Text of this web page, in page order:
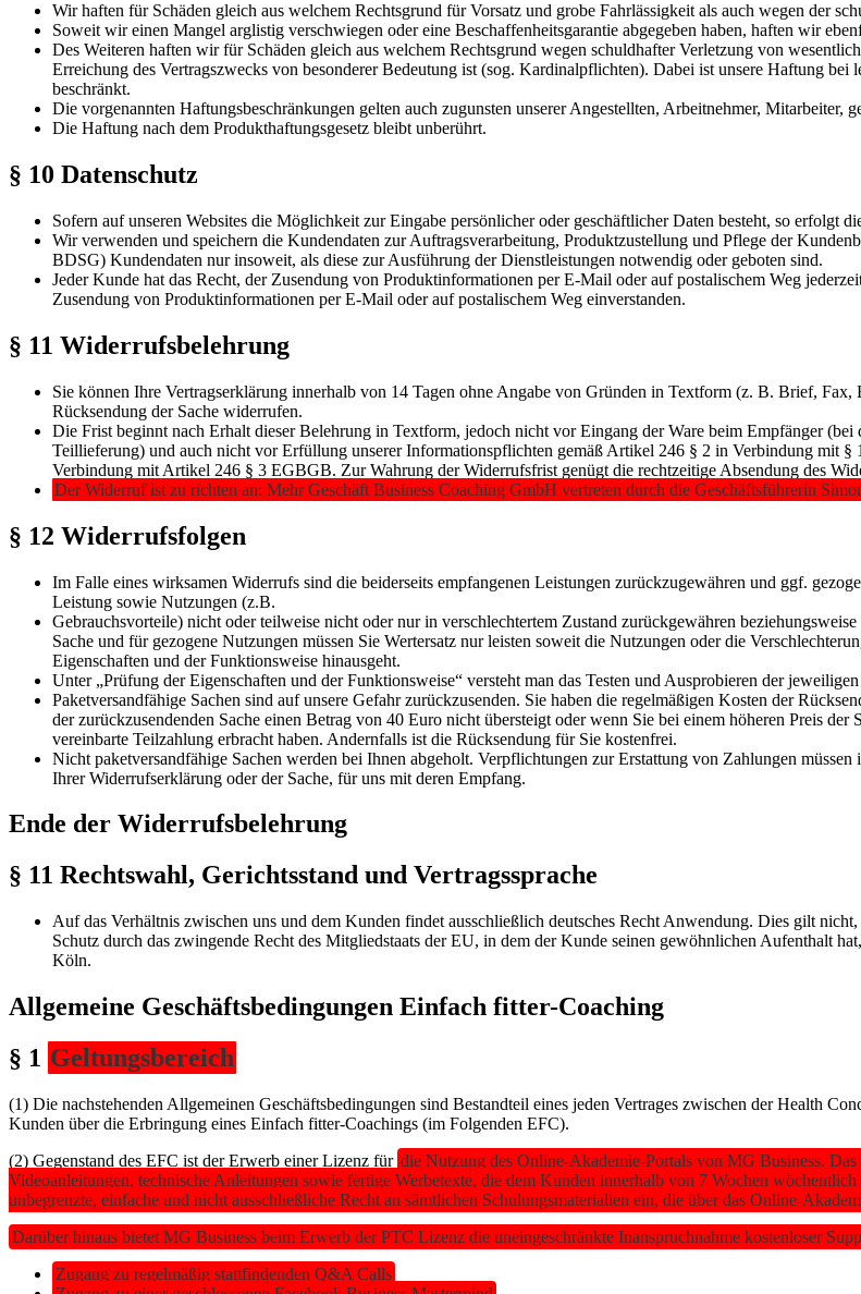
Wir haften für Schäden gleich aus welchem Rechtsgrund für Vorsatz und grobe Fahrlässigkeit als auch wegen der
Soweit wir einen Mangel arglistig verschwiegen oder eine Beschaffenheitsgarantie abgegeben haben, haften wir
Des Weiteren haften wir für Schäden gleich aus welchem Rechtsgrund wegen schuldhafter Verletzung von
Erreichung des Vertragszwecks von besonderer Bedeutung ist (sog. Kardinalpflichten). Dabei ist unsere Haftung bei
beschränkt.
Die vorgenannten Haftungsbeschränkungen gelten auch zugunsten unserer Angestellten, Arbeitnehmer, Mitarbeiter,
Die Haftung nach dem Produkthaftungsgesetz bleibt unberührt.
§ 10 Datenschutz
Sofern auf unseren Websites die Möglichkeit zur Eingabe persönlicher oder geschäftlicher Daten besteht, so erfolgt
Wir verwenden und speichern die Kundendaten zur Auftragsverarbeitung, Produktzustellung und Pflege der
BDSG) Kundendaten nur insoweit, als diese zur Ausführung der Dienstleistungen notwendig oder geboten sind.
Jeder Kunde hat das Recht, der Zusendung von Produktinformationen per E-Mail oder auf postalischem Weg
Zusendung von Produktinformationen per E-Mail oder auf postalischem Weg einverstanden.
§ 11 Widerrufsbelehrung
Sie können Ihre Vertragserklärung innerhalb von 14 Tagen ohne Angabe von Gründen in Textform (z. B. Brief,
Rücksendung der Sache widerrufen.
Die Frist beginnt nach Erhalt dieser Belehrung in Textform, jedoch nicht vor Eingang der Ware beim Empfänger
Teillieferung) und auch nicht vor Erfüllung unserer Informationspflichten gemäß Artikel 246 § 2 in Verbindung mit
Verbindung mit Artikel 246 § 3 EGBGB. Zur Wahrung der Widerrufsfrist genügt die rechtzeitige Absendung des
Der Widerruf ist zu richten an: Mehr Geschäft Business Coaching GmbH vertreten durch die Geschäftsführerin
§ 12 Widerrufsfolgen
Im Falle eines wirksamen Widerrufs sind die beiderseits empfangenen Leistungen zurückzugewähren und ggf.
Leistung sowie Nutzungen (z.B.
Gebrauchsvorteile) nicht oder teilweise nicht oder nur in verschlechtertem Zustand zurückgewähren
Sache und für gezogene Nutzungen müssen Sie Wertersatz nur leisten soweit die Nutzungen oder die
Eigenschaften und der Funktionsweise hinausgeht.
Unter „Prüfung der Eigenschaften und der Funktionsweise“ versteht man das Testen und Ausprobieren der
Paketversandfähige Sachen sind auf unsere Gefahr zurückzusenden. Sie haben die regelmäßigen Kosten der
der zurückzusendenden Sache einen Betrag von 40 Euro nicht übersteigt oder wenn Sie bei einem höheren Preis
vereinbarte Teilzahlung erbracht haben. Andernfalls ist die Rücksendung für Sie kostenfrei.
Nicht paketversandfähige Sachen werden bei Ihnen abgeholt. Verpflichtungen zur Erstattung von Zahlungen
Ihrer Widerrufserklärung oder der Sache, für uns mit deren Empfang.
Ende der Widerrufsbelehrung
§ 11 Rechtswahl, Gerichtsstand und Vertragssprache
Auf das Verhältnis zwischen uns und dem Kunden findet ausschließlich deutsches Recht Anwendung. Dies gilt
Schutz durch das zwingende Recht des Mitgliedstaats der EU, in dem der Kunde seinen gewöhnlichen Aufenthalt
Köln.
Allgemeine Geschäftsbedingungen Einfach fitter-Coaching
§ 1 Geltungsbereich
(1) Die nachstehenden Allgemeinen Geschäftsbedingungen sind Bestandteil eines jeden Vertrages zwischen der Health
Kunden über die Erbringung eines Einfach fitter-Coachings (im Folgenden EFC).
(2) Gegenstand des EFC ist der Erwerb einer Lizenz für die Nutzung des Online-Akademie-Portals von MG Business.
Videoanleitungen, technische Anleitungen sowie fertige Werbetexte, die dem Kunden innerhalb von 7 Wochen
unbegrenzte, einfache und nicht ausschließliche Recht an sämtlichen Schulungsmaterialien ein, die über das Online-
Darüber hinaus bietet MG Business beim Erwerb der PTC Lizenz die uneingeschränkte Inanspruchnahme kostenloser
Zugang zu regelmäßig stattfindenden Q&A Calls